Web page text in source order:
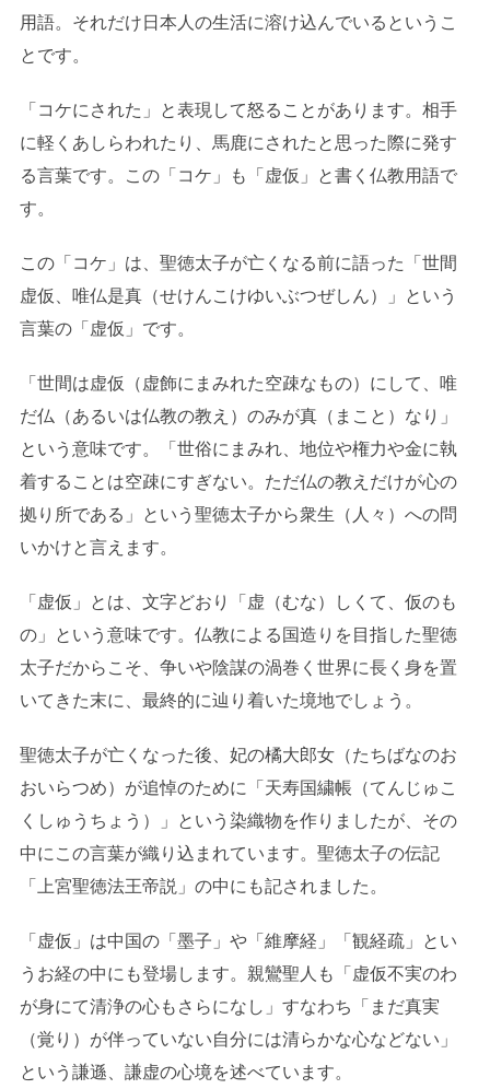
用語。それだけ日本人の生活に溶け込んでいるというこ
とです。
「コケにされた」と表現して怒ることがあります。相手
に軽くあしらわれたり、馬鹿にされたと思った際に発す
る言葉です。この「コケ」も「虚仮」と書く仏教用語で
す。
この「コケ」は、聖徳太子が亡くなる前に語った「世間
虚仮、唯仏是真（せけんこけゆいぶつぜしん）」という
言葉の「虚仮」です。
「世間は虚仮（虚飾にまみれた空疎なもの）にして、唯
だ仏（あるいは仏教の教え）のみが真（まこと）なり」
という意味です。「世俗にまみれ、地位や権力や金に執
着することは空疎にすぎない。ただ仏の教えだけが心の
拠り所である」という聖徳太子から衆生（人々）への問
いかけと言えます。
「虚仮」とは、文字どおり「虚（むな）しくて、仮のも
の」という意味です。仏教による国造りを目指した聖徳
太子だからこそ、争いや陰謀の渦巻く世界に長く身を置
いてきた末に、最終的に辿り着いた境地でしょう。
聖徳太子が亡くなった後、妃の橘大郎女（たちばなのお
おいらつめ）が追悼のために「天寿国繍帳（てんじゅこ
くしゅうちょう）」という染織物を作りましたが、その
中にこの言葉が織り込まれています。聖徳太子の伝記
「上宮聖徳法王帝説」の中にも記されました。
「虚仮」は中国の「墨子」や「維摩経」「観経疏」とい
うお経の中にも登場します。親鸞聖人も「虚仮不実のわ
が身にて清浄の心もさらになし」すなわち「まだ真実
（覚り）が伴っていない自分には清らかな心などない」
という謙遜、謙虚の心境を述べています。